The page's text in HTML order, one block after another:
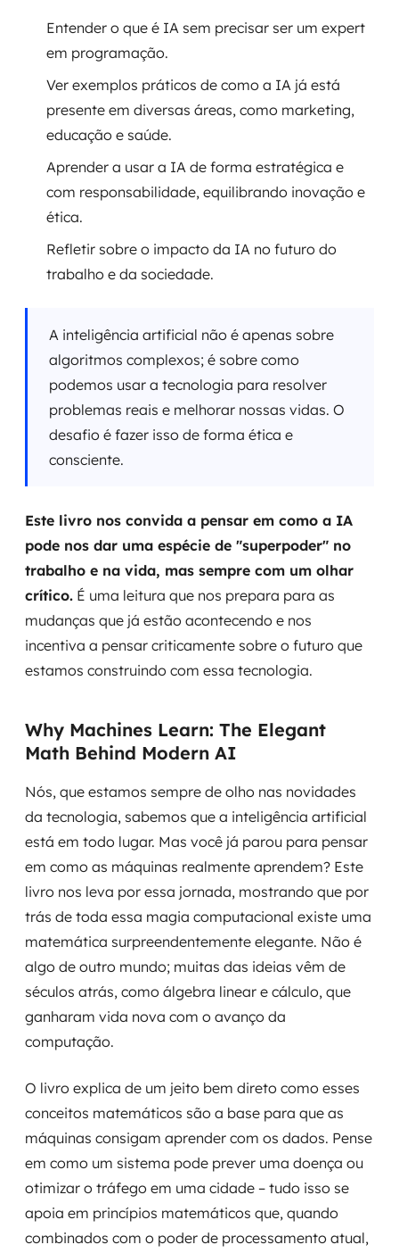
Entender o que é IA sem precisar ser um expert
em programação.
Ver exemplos práticos de como a IA já está
presente em diversas áreas, como marketing,
educação e saúde.
Aprender a usar a IA de forma estratégica e
com responsabilidade, equilibrando inovação e
ética.
Refletir sobre o impacto da IA no futuro do
trabalho e da sociedade.
A inteligência artificial não é apenas sobre
algoritmos complexos; é sobre como
podemos usar a tecnologia para resolver
problemas reais e melhorar nossas vidas. O
desafio é fazer isso de forma ética e
consciente.
Este livro nos convida a pensar em como a IA
pode nos dar uma espécie de "superpoder" no
trabalho e na vida, mas sempre com um olhar
crítico. É uma leitura que nos prepara para as
mudanças que já estão acontecendo e nos
incentiva a pensar criticamente sobre o futuro que
estamos construindo com essa tecnologia.
Why Machines Learn: The Elegant
Math Behind Modern AI
Nós, que estamos sempre de olho nas novidades
da tecnologia, sabemos que a inteligência artificial
está em todo lugar. Mas você já parou para pensar
em como as máquinas realmente aprendem? Este
livro nos leva por essa jornada, mostrando que por
trás de toda essa magia computacional existe uma
matemática surpreendentemente elegante. Não é
algo de outro mundo; muitas das ideias vêm de
séculos atrás, como álgebra linear e cálculo, que
ganharam vida nova com o avanço da
computação.
O livro explica de um jeito bem direto como esses
conceitos matemáticos são a base para que as
máquinas consigam aprender com os dados. Pense
em como um sistema pode prever uma doença ou
otimizar o tráfego em uma cidade – tudo isso se
apoia em princípios matemáticos que, quando
combinados com o poder de processamento atual,